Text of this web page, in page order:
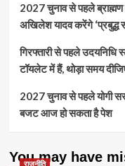
2027 चुनाव से पहले
अखिलेश यादव करेंगे ‘प्रबुद्ध
गिरफ्तारी से पहले उदयनिधि
टॉयलेट में हैं, थोड़ा समय
2027 चुनाव से पहले योगी
बजट आज हो सकता है पेश
You may have
राजनीति